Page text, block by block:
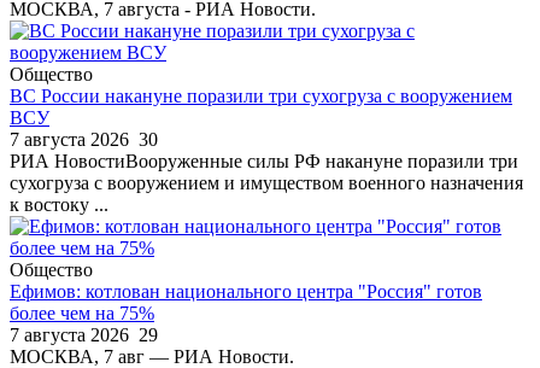
МОСКВА, 7 августа - РИА Новости.
Общество
ВС России накануне поразили три сухогруза с вооружением
ВСУ
7 августа 2026 30
РИА НовостиВооруженные силы РФ накануне поразили три
сухогруза с вооружением и имуществом военного назначения
к востоку ...
Общество
Ефимов: котлован национального центра "Россия" готов
более чем на 75%
7 августа 2026 29
МОСКВА, 7 авг — РИА Новости.